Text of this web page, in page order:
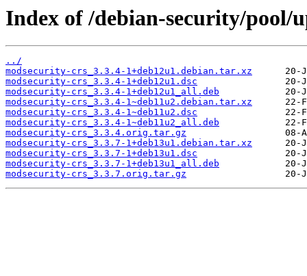
Index of /debian-security/pool/
../
modsecurity-crs_3.3.4-1+deb12u1.debian.tar.xz
modsecurity-crs_3.3.4-1+deb12u1.dsc
modsecurity-crs_3.3.4-1+deb12u1_all.deb
modsecurity-crs_3.3.4-1~deb11u2.debian.tar.xz
modsecurity-crs_3.3.4-1~deb11u2.dsc
modsecurity-crs_3.3.4-1~deb11u2_all.deb
modsecurity-crs_3.3.4.orig.tar.gz
modsecurity-crs_3.3.7-1+deb13u1.debian.tar.xz
modsecurity-crs_3.3.7-1+deb13u1.dsc
modsecurity-crs_3.3.7-1+deb13u1_all.deb
modsecurity-crs_3.3.7.orig.tar.gz